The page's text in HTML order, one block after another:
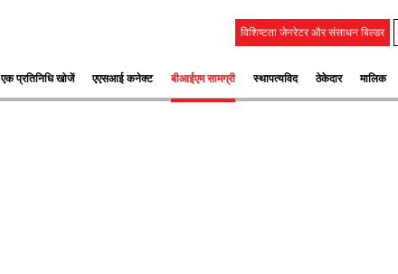
विशिष्टता जेनरेटर और संसाधन बिल्डर
एक प्रतिनिधि खोजें एएसआई कनेक्ट बीआईएम सामग्री स्‍थापत्‍यविद ठेकेदार मालिक